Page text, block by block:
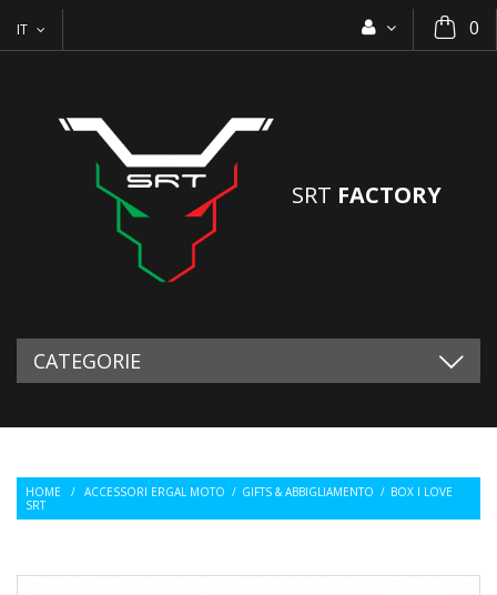
0
IT
SRT FACTORY
CATEGORIE
HOME / ACCESSORI ERGAL MOTO / GIFTS & ABBIGLIAMENTO / BOX I LOVE
SRT